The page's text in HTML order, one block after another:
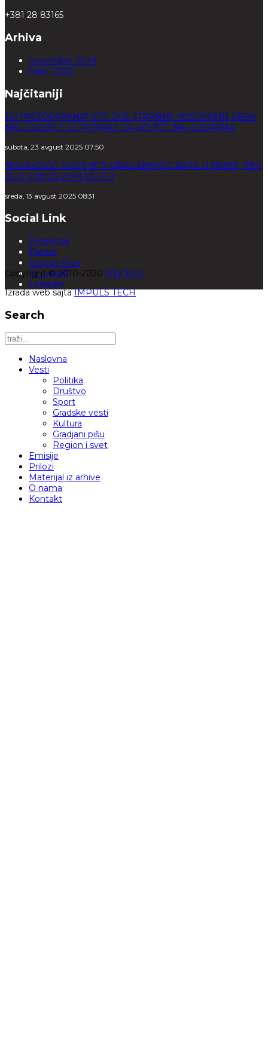
+381 28 83165
Arhiva
novembar, 2024
mart, 2020
Najčitaniji
EU "RAZOČARANA" ŠTO DVE STRANKE KOSOVSKIH SRBA
NISU DOBILE SERTIFIKAT ZA UČEŠĆE NA IZBORIMA
subota, 23 avgust 2025 07:50
NOVAKOVIĆ: NEĆE BITI GRAĐANSKOG RATA U SRBIJI, REČ
JE O VUČIĆEVOM BLEFU
sreda, 13 avgust 2025 08:31
Social Link
Facebook
Twitter
Google Plus
Pinterest
Linkedin
Copyright © 2010-2020 RTV MIR.
Izrada web sajtaIMPULS TECH
Search
Naslovna
Vesti
Politika
Društvo
Sport
Gradske vesti
Kultura
Gradjani pišu
Region i svet
Emisije
Prilozi
Materijal iz arhive
O nama
Kontakt